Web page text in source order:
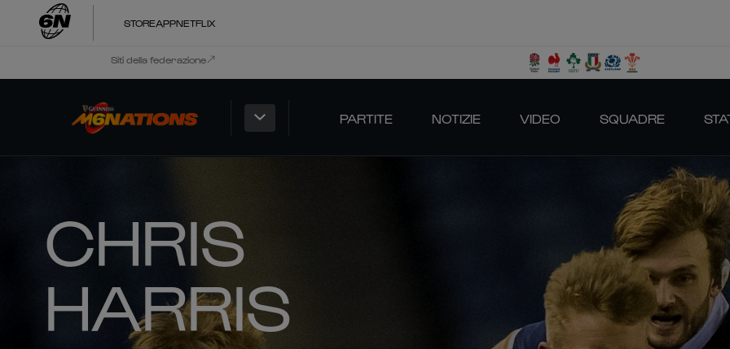
STOREAPPNETFLIX
Siti della federazione
PARTITE NOTIZIE VIDEO SQUADRE
CHRIS
HARRIS